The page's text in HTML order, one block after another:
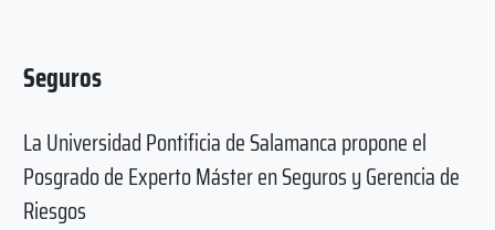
Seguros
La Universidad Pontificia de Salamanca propone el
Posgrado de Experto Máster en Seguros y Gerencia de
Riesgos